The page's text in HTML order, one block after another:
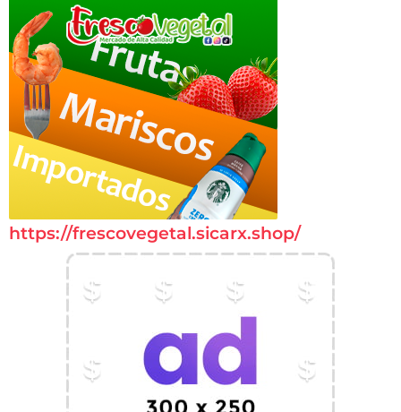
https://frescovegetal.sicarx.shop/